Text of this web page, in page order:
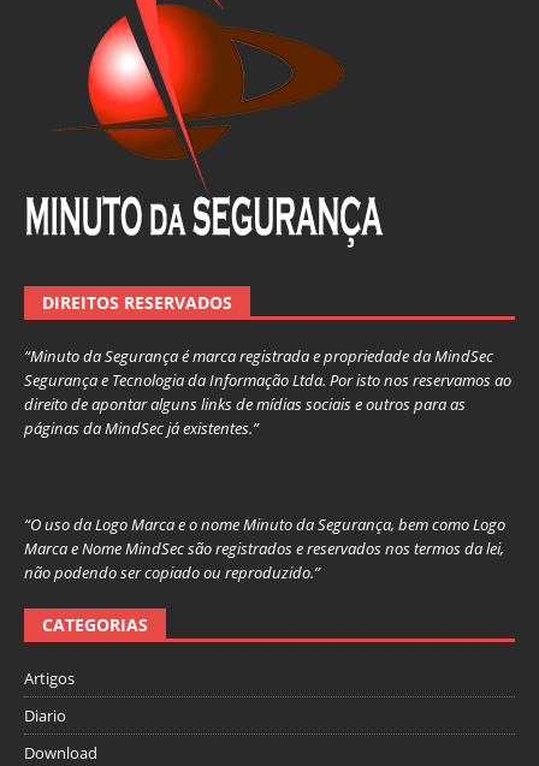
DIREITOS RESERVADOS
“Minuto da Segurança é marca registrada e propriedade da MindSec
Segurança e Tecnologia da Informação Ltda. Por isto nos reservamos ao
direito de apontar alguns links de mídias sociais e outros para as
páginas da MindSec já existentes.”
“O uso da Logo Marca e o nome Minuto da Segurança, bem como Logo
Marca e Nome MindSec são registrados e reservados nos termos da lei,
não podendo ser copiado ou reproduzido.”
CATEGORIAS
Artigos
Diario
Download